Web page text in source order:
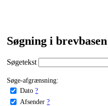
Søgning i brevbasen
Søgetekst
Søge-afgrænsning:
Dato ?
Afsender ?